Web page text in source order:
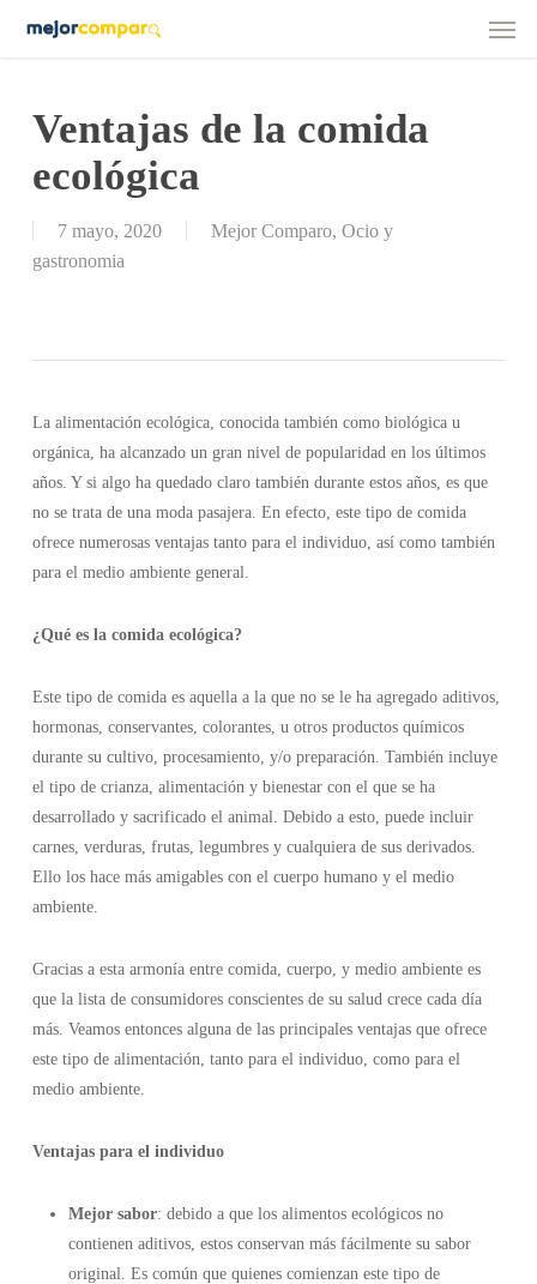
Menu
Ventajas de la comida
ecológica
7 mayo, 2020 Mejor Comparo, Ocio y
gastronomia
La alimentación ecológica, conocida también como biológica u
orgánica, ha alcanzado un gran nivel de popularidad en los últimos
años. Y si algo ha quedado claro también durante estos años, es que
no se trata de una moda pasajera. En efecto, este tipo de comida
ofrece numerosas ventajas tanto para el individuo, así como también
para el medio ambiente general.
¿Qué es la comida ecológica?
Este tipo de comida es aquella a la que no se le ha agregado aditivos,
hormonas, conservantes, colorantes, u otros productos químicos
durante su cultivo, procesamiento, y/o preparación. También incluye
el tipo de crianza, alimentación y bienestar con el que se ha
desarrollado y sacrificado el animal. Debido a esto, puede incluir
carnes, verduras, frutas, legumbres y cualquiera de sus derivados.
Ello los hace más amigables con el cuerpo humano y el medio
ambiente.
Gracias a esta armonía entre comida, cuerpo, y medio ambiente es
que la lista de consumidores conscientes de su salud crece cada día
más. Veamos entonces alguna de las principales ventajas que ofrece
este tipo de alimentación, tanto para el individuo, como para el
medio ambiente.
Ventajas para el individuo
Mejor sabor: debido a que los alimentos ecológicos no
contienen aditivos, estos conservan más fácilmente su sabor
original. Es común que quienes comienzan este tipo de